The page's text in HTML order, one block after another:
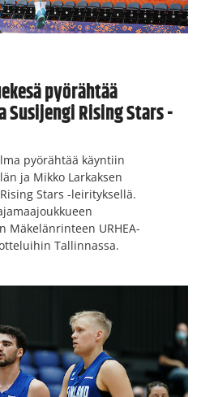
pyörähtää
Susijengi Rising Stars -
pyörähtää käyntiin
ja Mikko Larkaksen
Stars -leirityksellä.
Mäkelänrinteen URHEA-
Tallinnassa.